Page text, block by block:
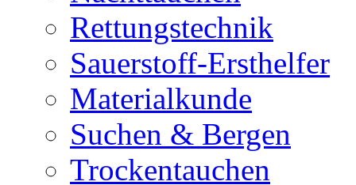
Rettungstechnik
Sauerstoff-Ersthelfer
Materialkunde
Suchen & Bergen
Trockentauchen